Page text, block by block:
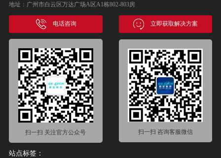
地址：广州市白云区万达广场A区A1栋802-803房
电话咨询 立即获取解决方案
扫一扫 关注官方公众号 扫一扫 咨询客服微信
站点标签：